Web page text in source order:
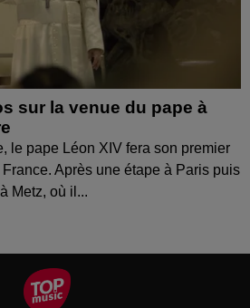
sur la venue du pape à
le pape Léon XIV fera son premier
Après une étape à Paris puis
Metz, où il...